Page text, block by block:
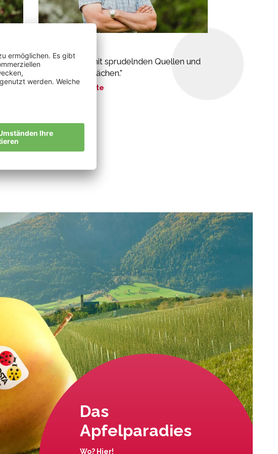
"Apfelwiesen mit sprudelnden Quellen und
rauschenden Bächen."
Meine Geschichte
Das
Apfelparadies
Wo? Hier!